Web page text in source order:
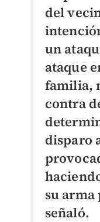
del
un
ataque
familia,
contra
disparo
su arma
señaló.